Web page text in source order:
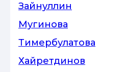
Зайнуллин
Мугинова
Тимербулатова
Хайретдинов